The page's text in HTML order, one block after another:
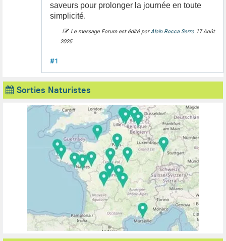
saveurs pour prolonger la journée en toute
simplicité.
Le message Forum est édité parAlain Rocca Serra 17 Août
2025
#1
Sorties Naturistes